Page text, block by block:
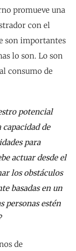
promueve una
con el
son importantes
lo son. Lo son
consumo de
potencial
de
para
actuar desde el
los obstáculos
basadas en un
personas estén
de